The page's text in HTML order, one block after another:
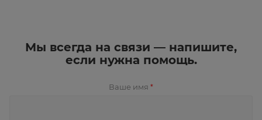
Мы всегда на связи — напишите,
если нужна помощь.
Ваше имя *